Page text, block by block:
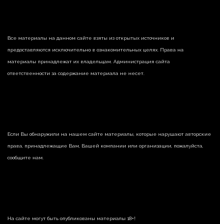
Все материалы на данном сайте взяты из открытых источников и
предоставляются исключительно в ознакомительных целях. Права на
материалы принадлежат их владельцам. Администрация сайта
ответственности за содержание материала не несет.
Если Вы обнаружили на нашем сайте материалы, которые нарушают авторские
права, принадлежащие Вам, Вашей компании или организации, пожалуйста,
сообщите нам.
На сайте могут быть опубликованы материалы 18+!